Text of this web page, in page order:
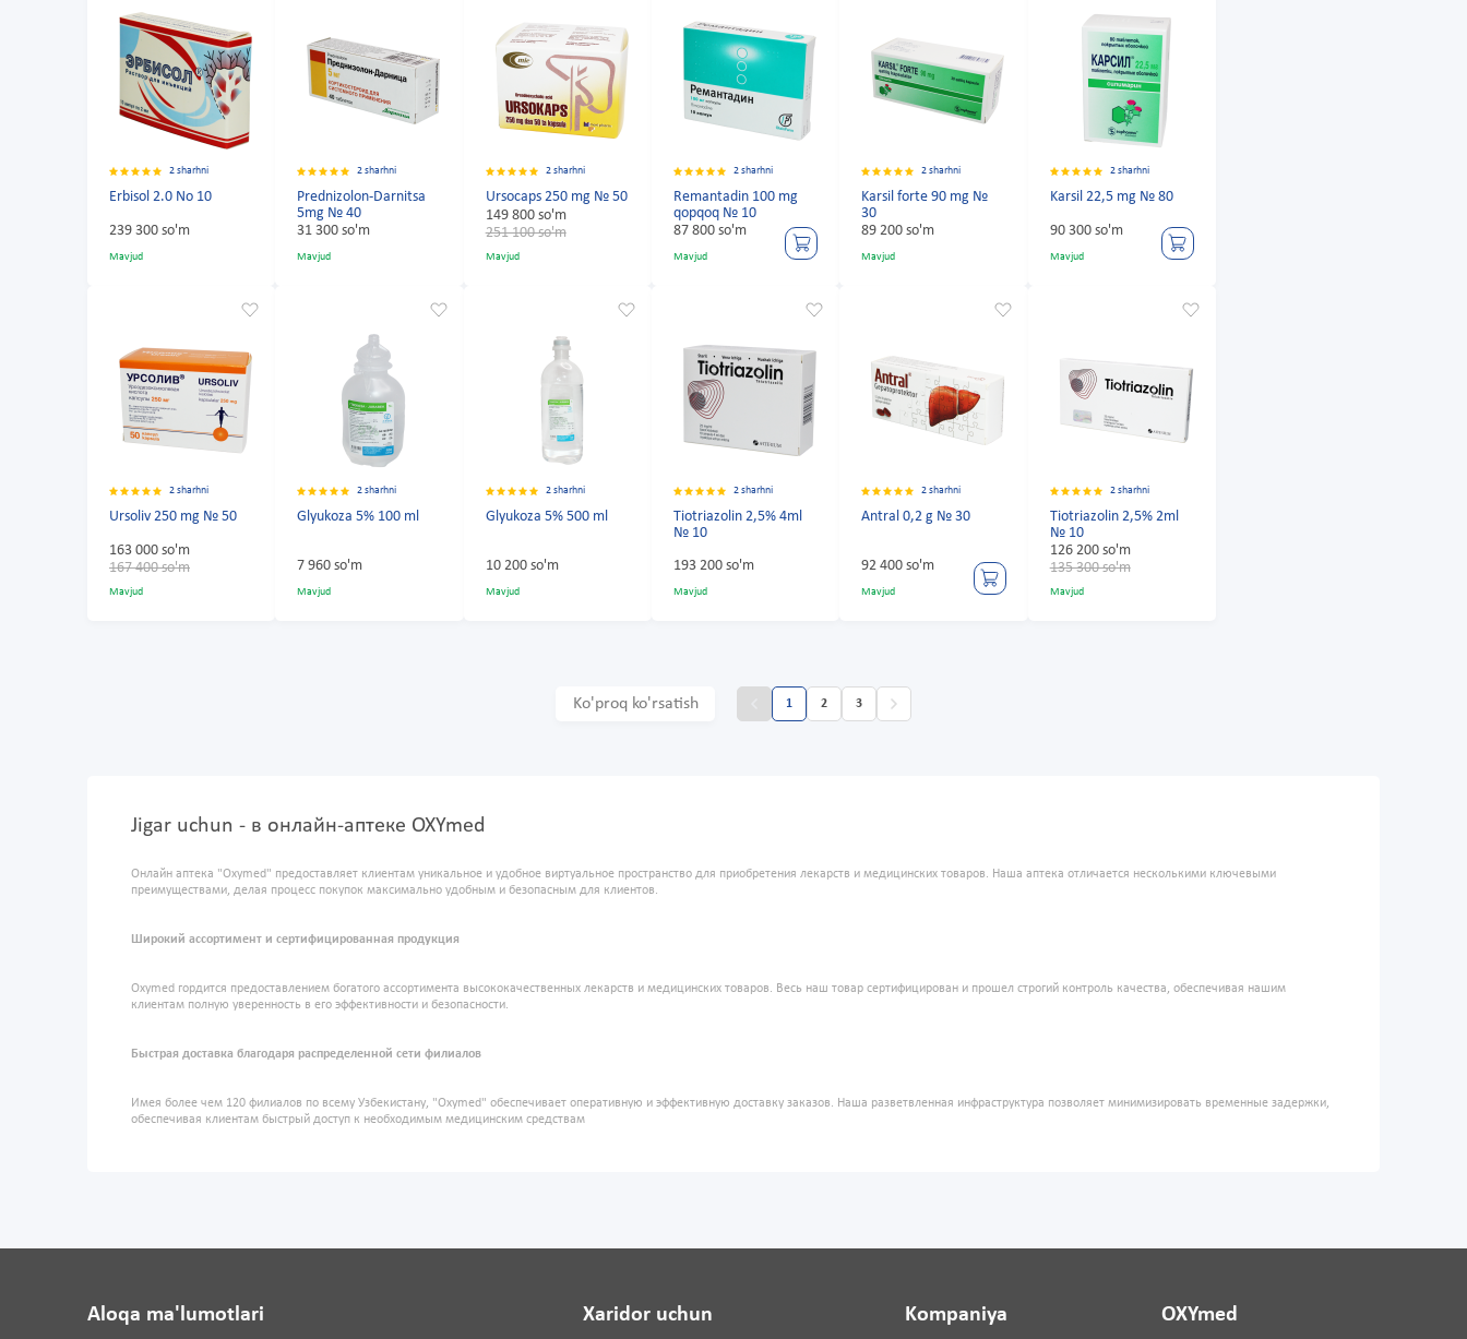
2 sharhni
Erbisol 2.0 No 10
239 300 so'm
Mavjud
2 sharhni
Prednizolon-Darnitsa
5mg № 40
31 300 so'm
Mavjud
2 sharhni
Ursocaps 250 mg № 50
149 800 so'm
251 100 so'm
Mavjud
2 sharhni
Remantadin 100 mg
qopqoq № 10
87 800 so'm
Mavjud
2 sharhni
Karsil forte 90 mg №
30
89 200 so'm
Mavjud
2 sharhni
Karsil 22,5 mg № 80
90 300 so'm
Mavjud
2 sharhni
Ursoliv 250 mg № 50
163 000 so'm
167 400 so'm
Mavjud
2 sharhni
Glyukoza 5% 100 ml
7 960 so'm
Mavjud
2 sharhni
Glyukoza 5% 500 ml
10 200 so'm
Mavjud
2 sharhni
Tiotriazolin 2,5% 4ml
№ 10
193 200 so'm
Mavjud
2 sharhni
Antral 0,2 g № 30
92 400 so'm
Mavjud
2 sharhni
Tiotriazolin 2,5% 2ml
№ 10
126 200 so'm
135 300 so'm
Mavjud
Ko'proq ko'rsatish 1 2 3
Jigar uchun - в онлайн-аптеке OXYmed
Онлайн аптека "Oxymed" предоставляет клиентам уникальное и удобное виртуальное пространство для приобретения лекарств и медицинских товаров. Наша аптека отличается несколькими ключевыми
преимуществами, делая процесс покупок максимально удобным и безопасным для клиентов.
Широкий ассортимент и сертифицированная продукция
Oxymed гордится предоставлением богатого ассортимента высококачественных лекарств и медицинских товаров. Весь наш товар сертифицирован и прошел строгий контроль качества, обеспечивая нашим
клиентам полную уверенность в его эффективности и безопасности.
Быстрая доставка благодаря распределенной сети филиалов
Имея более чем 120 филиалов по всему Узбекистану, "Oxymed" обеспечивает оперативную и эффективную доставку заказов. Наша разветвленная инфраструктура позволяет минимизировать временные задержки,
обеспечивая клиентам быстрый доступ к необходимым медицинским средствам
Aloqa ma'lumotlari Xaridor uchun Kompaniya OXYmed